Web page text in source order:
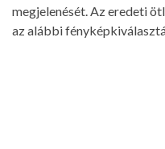
megjelenését. Az eredeti
az alábbi